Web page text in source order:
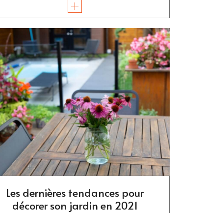
Les dernières tendances pour
décorer son jardin en 2021